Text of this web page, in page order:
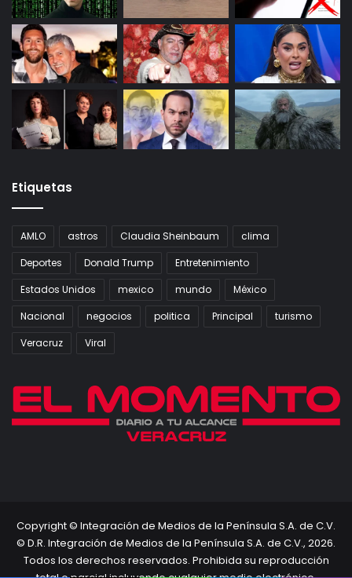
Etiquetas
AMLO astros Claudia Sheinbaum
clima
Deportes
Donald Trump
Entretenimiento
Estados Unidos
mexico mundo
México
Nacional
negocios politica Principal
turismo
Veracruz
Viral
Copyright © Integración de Medios de la Península S.A. de C.V.
© D.R. Integración de Medios de la Península S.A. de C.V., 2026.
Todos los derechos reservados. Prohibida su reproducción